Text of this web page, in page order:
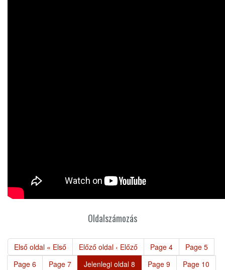
Oldalszámozás
Első oldal « Első Előző oldal ‹ Előző Page 4 Page 5
Page 6 Page 7 Jelenlegi oldal 8 Page 9 Page 10